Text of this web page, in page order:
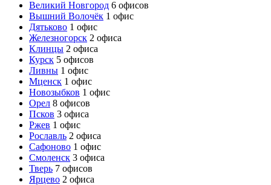
Великий Новгород 6 офисов
Вышний Волочёк 1 офис
Дятьково 1 офис
Железногорск 2 офиса
Клинцы 2 офиса
Курск 5 офисов
Ливны 1 офис
Мценск 1 офис
Новозыбков 1 офис
Орел 8 офисов
Псков 3 офиса
Ржев 1 офис
Рославль 2 офиса
Сафоново 1 офис
Смоленск 3 офиса
Тверь 7 офисов
Ярцево 2 офиса